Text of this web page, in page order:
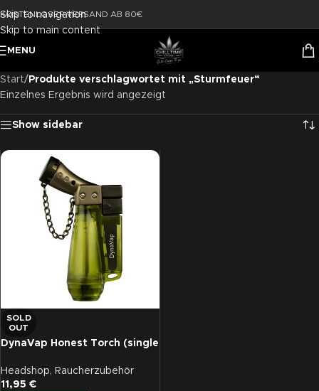
Skip to navigation
Skip to main content
KOSTENLOSER VERSAND AB 80€
MENU
Start/ Produkte verschlagwortet mit „Sturmfeuer“
Einzelnes Ergebnis wird angezeigt
Show sidebar
SOLD
OUT
DynaVap Honest Torch (single
Headshop, Raucherzubehör
11,95 €